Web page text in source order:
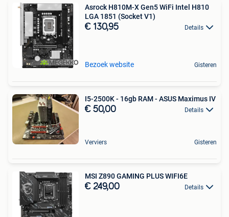
Asrock H810M-X Gen5 WiFi Intel H810
LGA 1851 (Socket V1)
€ 130,95 Details
Bezoek website Gisteren
I5-2500K - 16gb RAM - ASUS Maximus IV
€ 50,00 Details
Verviers Gisteren
MSI Z890 GAMING PLUS WIFI6E
€ 249,00 Details